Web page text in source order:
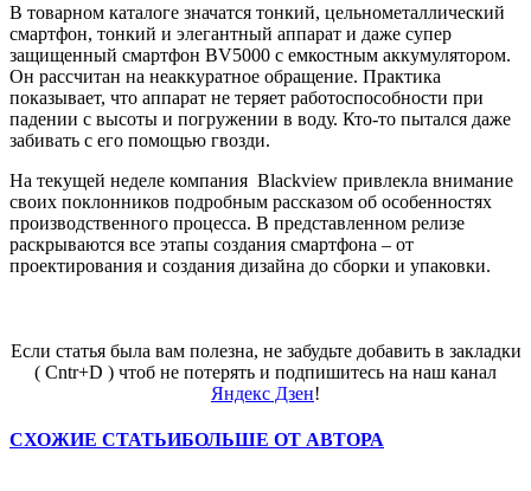
В товарном каталоге значатся тонкий, цельнометаллический
смартфон, тонкий и элегантный аппарат и даже супер
защищенный смартфон BV5000 с емкостным аккумулятором.
Он рассчитан на неаккуратное обращение. Практика
показывает, что аппарат не теряет работоспособности при
падении с высоты и погружении в воду. Кто-то пытался даже
забивать с его помощью гвозди.
На текущей неделе компания Blackview привлекла внимание
своих поклонников подробным рассказом об особенностях
производственного процесса. В представленном релизе
раскрываются все этапы создания смартфона – от
проектирования и создания дизайна до сборки и упаковки.
Если статья была вам полезна, не забудьте добавить в закладки
( Cntr+D ) чтоб не потерять и подпишитесь на наш канал
Яндекс Дзен!
СХОЖИЕ СТАТЬИБОЛЬШЕ ОТ АВТОРА